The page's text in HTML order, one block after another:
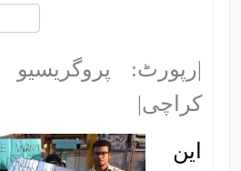
|رپورٹ: پروگریسیو
کراچی|
این